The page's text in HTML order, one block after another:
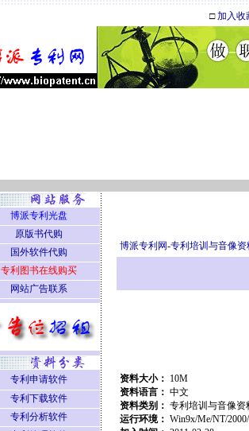
□加入收
博派专利网-专利培训与音像资
资料大小： 10M
资料语言： 中文
资料类别： 专利培训与音像资
运行环境： Win9x/Me/NT/
博派专利光盘
原版书代购
国外软件代购
专利图书在线购买
网站广告联系
专利申请软件
专利下载软件
专利分析软件